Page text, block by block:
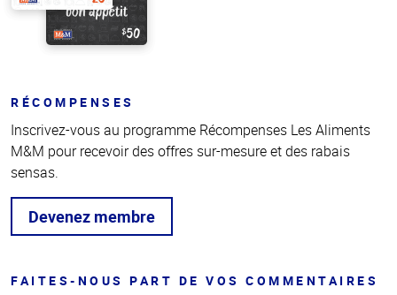
RÉCOMPENSES
Inscrivez-vous au programme Récompenses Les Aliments
M&M pour recevoir des offres sur-mesure et des rabais
sensas.
Devenez membre
FAITES-NOUS PART DE VOS COMMENTAIRES